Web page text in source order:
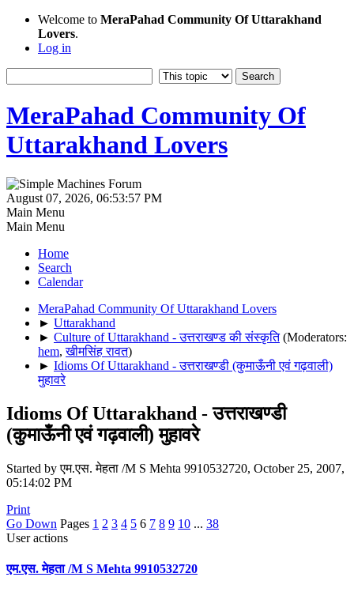
Welcome to MeraPahad Community Of Uttarakhand
Lovers.
Log in
MeraPahad Community Of
Uttarakhand Lovers
August 07, 2026, 06:53:57 PM
Main Menu
Main Menu
Home
Search
Calendar
MeraPahad Community Of Uttarakhand Lovers
► Uttarakhand
► Culture of Uttarakhand - उत्तराखण्ड की संस्कृति (Moderators:
hem,खीमसिंह रावत)
► Idioms Of Uttarakhand - उत्तराखण्डी (कुमाऊँनी एवं गढ़वाली)
मुहावरे
Idioms Of Uttarakhand - उत्तराखण्डी
(कुमाऊँनी एवं गढ़वाली) मुहावरे
Started by एम.एस. मेहता /M S Mehta 9910532720, October 25, 2007,
05:14:02 PM
Print
Go Down Pages 1 2 3 4 5 6 7 8 9 10 ... 38
User actions
एम.एस. मेहता /M S Mehta 9910532720